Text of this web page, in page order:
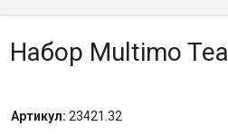
Набор Multimo Tea
Артикул: 23421.32